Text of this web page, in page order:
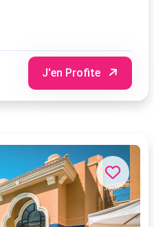
J'en Profite